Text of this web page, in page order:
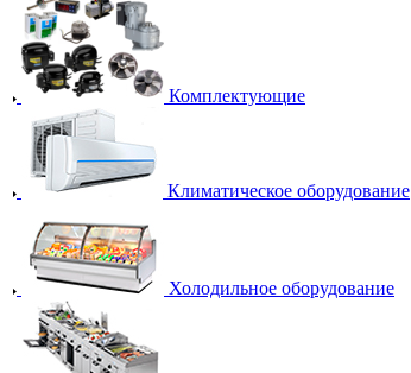
Комплектующие
Климатическое оборудование
Холодильное оборудование